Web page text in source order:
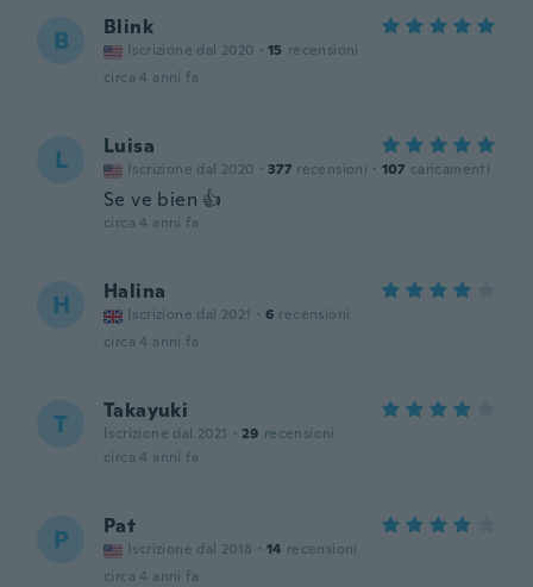
B Blink
Iscrizione dal 2020 · 15 recensioni
circa 4 anni fa
L Luisa
Iscrizione dal 2020 · 377 recensioni · 107 caricamenti
Se ve bien 👍
circa 4 anni fa
H Halina
Iscrizione dal 2021 · 6 recensioni
circa 4 anni fa
T Takayuki
Iscrizione dal 2021 · 29 recensioni
circa 4 anni fa
P Pat
Iscrizione dal 2018 · 14 recensioni
circa 4 anni fa